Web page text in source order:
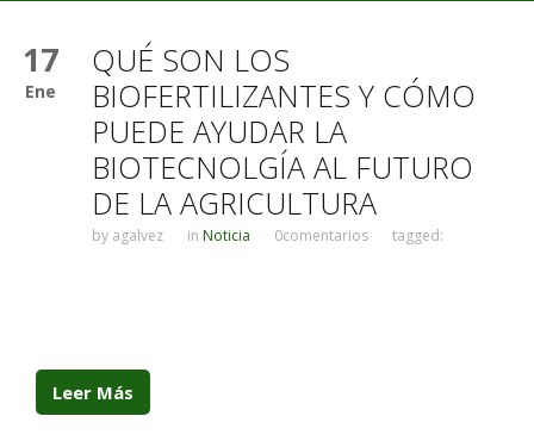
17
Ene
QUÉ SON LOS
BIOFERTILIZANTES Y CÓMO
PUEDE AYUDAR LA
BIOTECNOLGÍA AL FUTURO
DE LA AGRICULTURA
by agalvez in Noticia 0comentarios tagged:
Leer Más